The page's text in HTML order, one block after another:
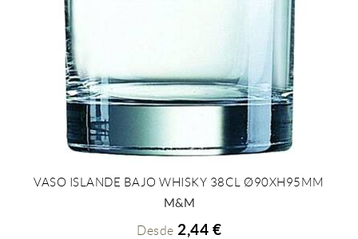
+ INFO
VASO ISLANDE BAJO WHISKY 38CL Ø90XH95MM
M&M
Desde 2,44 €